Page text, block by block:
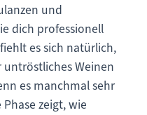
und
dich professionell
es sich natürlich,
Weinen
es manchmal sehr
zeigt, wie